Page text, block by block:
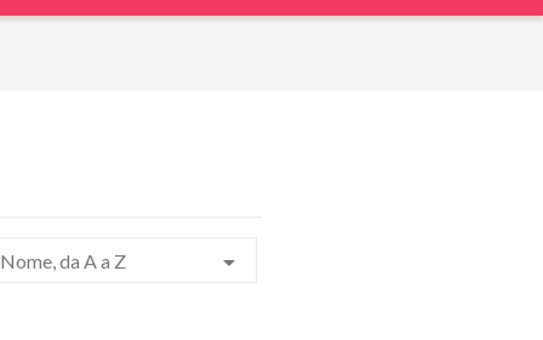
Nome, da A a Z 